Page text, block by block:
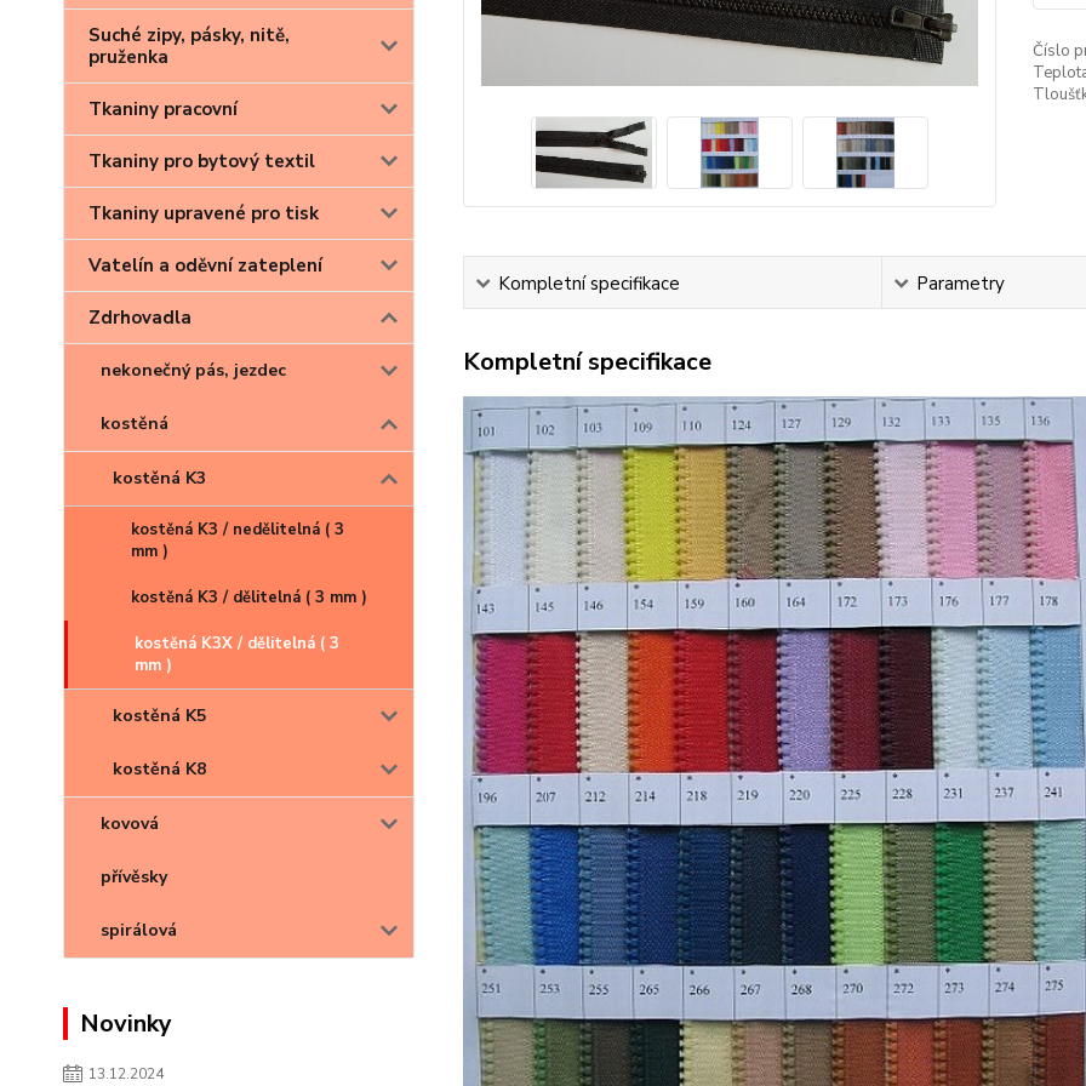
Suché zipy, pásky, nitě,
pruženka
Tkaniny pracovní
Tkaniny pro bytový textil
Tkaniny upravené pro tisk
Vatelín a oděvní zateplení
Zdrhovadla
nekonečný pás, jezdec
kostěná
kostěná K3
kostěná K3 / nedělitelná ( 3
mm )
kostěná K3 / dělitelná ( 3 mm )
kostěná K3X / dělitelná ( 3
mm )
kostěná K5
kostěná K8
kovová
přívěsky
spirálová
Novinky
13.12.2024
Číslo
Kompletní specifikace Parametry
Kompletní specifikace